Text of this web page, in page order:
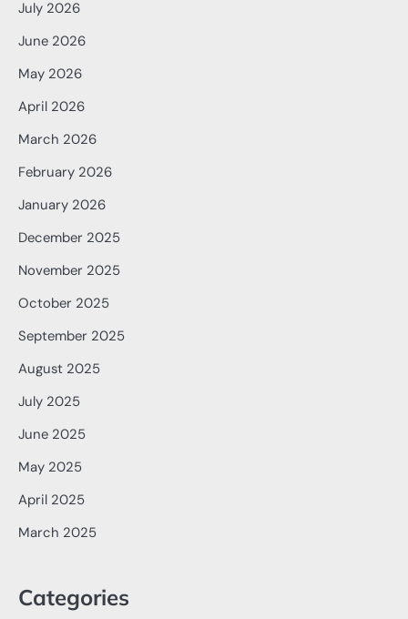
July 2026
June 2026
May 2026
April 2026
March 2026
February 2026
January 2026
December 2025
November 2025
October 2025
September 2025
August 2025
July 2025
June 2025
May 2025
April 2025
March 2025
Categories